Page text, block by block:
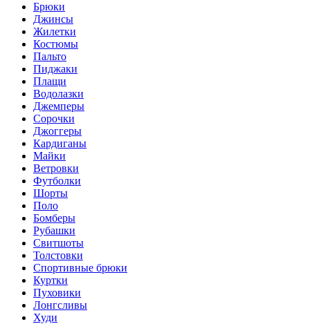
Брюки
Джинсы
Жилетки
Костюмы
Пальто
Пиджаки
Плащи
Водолазки
Джемперы
Сорочки
Джоггеры
Кардиганы
Майки
Ветровки
Футболки
Шорты
Поло
Бомберы
Рубашки
Свитшоты
Толстовки
Спортивные брюки
Куртки
Пуховики
Лонгсливы
Худи